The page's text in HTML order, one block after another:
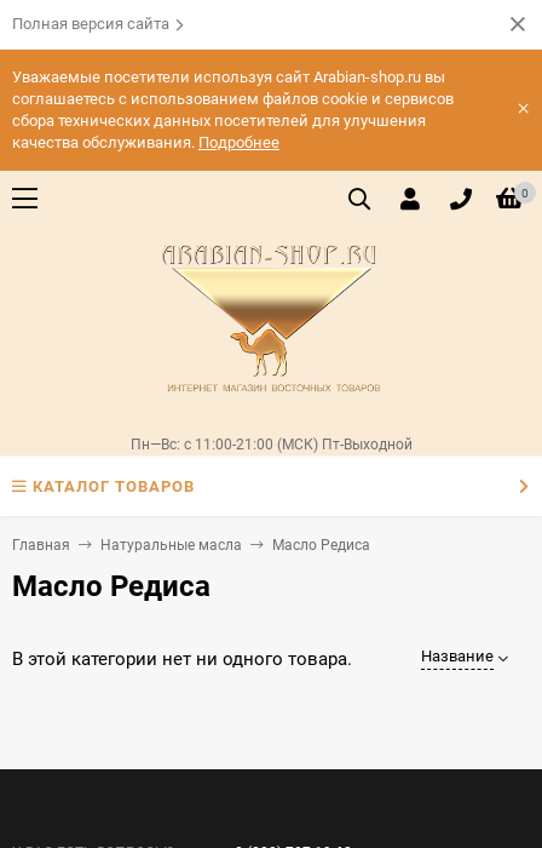
Полная версия сайта
Уважаемые посетители используя сайт Arabian-shop.ru вы
соглашаетесь с использованием файлов cookie и сервисов
сбора технических данных посетителей для улучшения
качества обслуживания. Подробнее
×
0
Пн—Вс: с 11:00-21:00 (МСК) Пт-Выходной
КАТАЛОГ ТОВАРОВ
Главная Натуральные масла Масло Редиса
Масло Редиса
Название
В этой категории нет ни одного товара.